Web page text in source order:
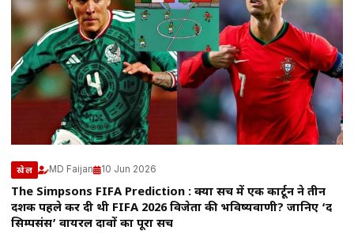
खेल MD Faijan 10 Jun 2026
The Simpsons FIFA Prediction : क्या सच में एक कार्टून ने तीन
दशक पहले कर दी थी FIFA 2026 विजेता की भविष्यवाणी? जानिए ‘द
सिम्पसंस’ वायरल दावों का पूरा सच